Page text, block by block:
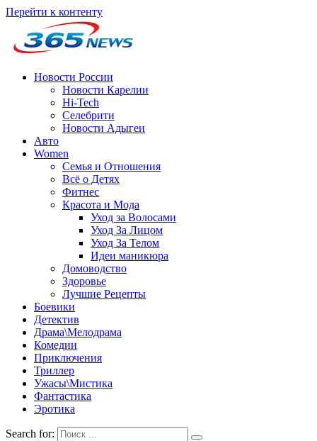
Перейти к контенту
Новости России
Новости Карелии
Hi-Tech
Селебрити
Новости Адыгеи
Авто
Women
Семья и Отношения
Всё о Детях
Фитнес
Красота и Мода
Уход за Волосами
Уход За Лицом
Уход За Телом
Идеи маникюра
Домоводство
Здоровье
Лучшие Рецепты
Боевики
Детектив
Драма\Мелодрама
Комедии
Приключения
Триллер
Ужасы\Мистика
Фантастика
Эротика
Search for: